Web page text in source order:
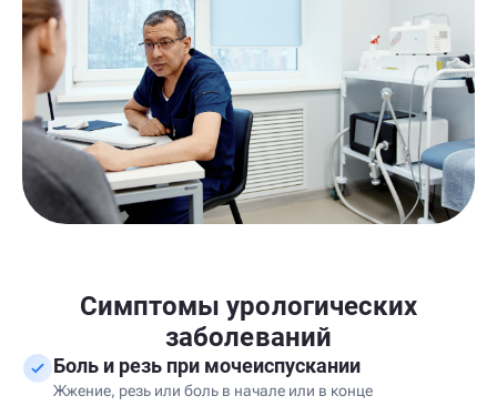
Симптомы урологических
заболеваний
Боль и резь при мочеиспускании
Жжение, резь или боль в начале или в конце